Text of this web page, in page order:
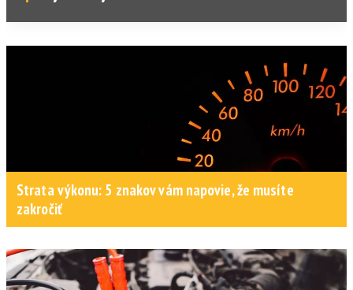
Strata výkonu: 5 znakov vám napovie, že musíte
zakročiť